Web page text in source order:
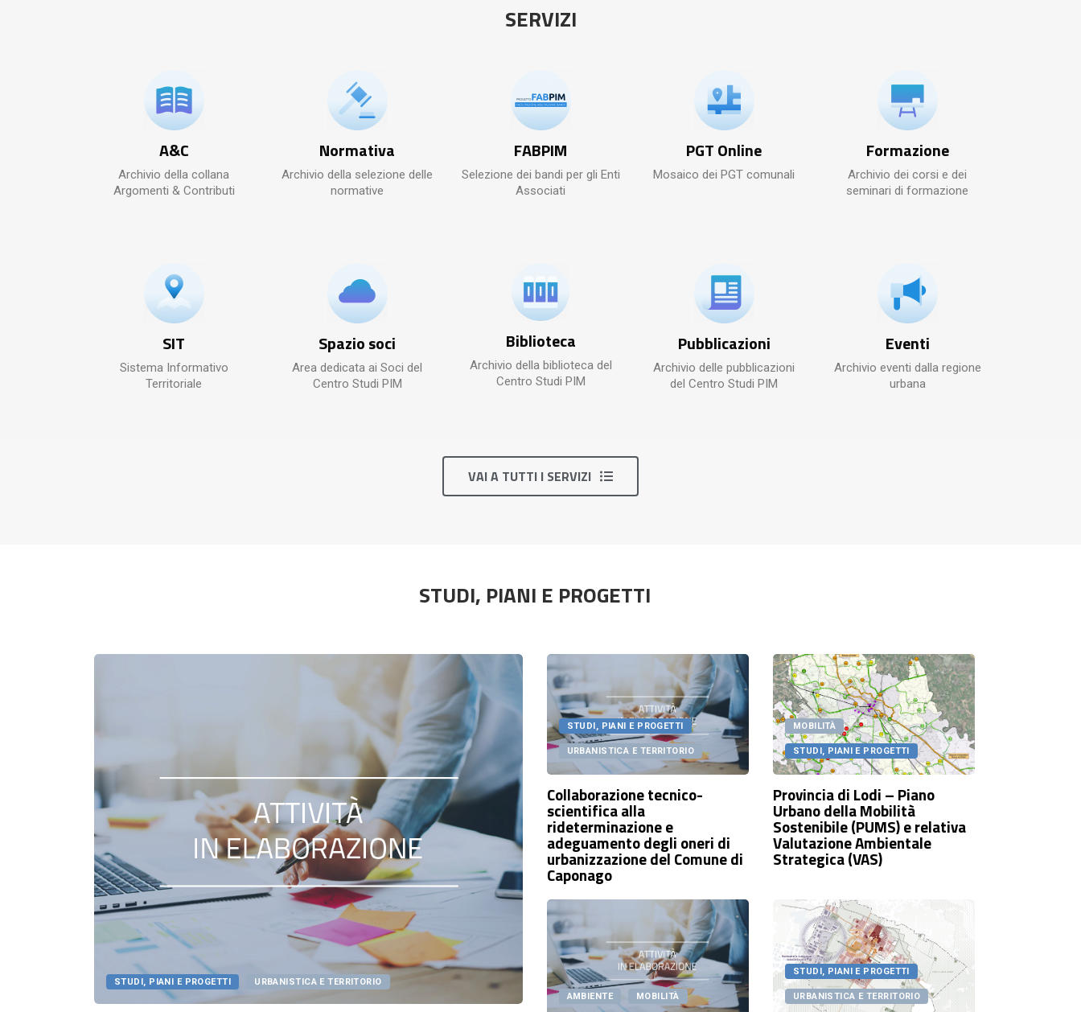
SERVIZI
A&C
Archivio della collana
Argomenti & Contributi
Normativa
Archivio della selezione delle
normative
FABPIM
Selezione dei bandi per gli Enti
Associati
PGT Online
Mosaico dei PGT comunali
Formazione
Archivio dei corsi e dei
seminari di formazione
SIT
Sistema Informativo
Territoriale
Spazio soci
Area dedicata ai Soci del
Centro Studi PIM
Biblioteca
Archivio della biblioteca del
Centro Studi PIM
Pubblicazioni
Archivio delle pubblicazioni
del Centro Studi PIM
Eventi
Archivio eventi dalla regione
urbana
VAI A TUTTI I SERVIZI
STUDI, PIANI E PROGETTI
STUDI, PIANI E PROGETTI URBANISTICA E TERRITORIO
STUDI, PIANI E PROGETTI
URBANISTICA E TERRITORIO
Collaborazione tecnico-
scientifica alla
rideterminazione e
adeguamento degli oneri di
urbanizzazione del Comune di
Caponago
MOBILITÀ
STUDI, PIANI E PROGETTI
Provincia di Lodi – Piano
Urbano della Mobilità
Sostenibile (PUMS) e relativa
Valutazione Ambientale
Strategica (VAS)
AMBIENTE MOBILITÀ
STUDI, PIANI E PROGETTI
URBANISTICA E TERRITORIO